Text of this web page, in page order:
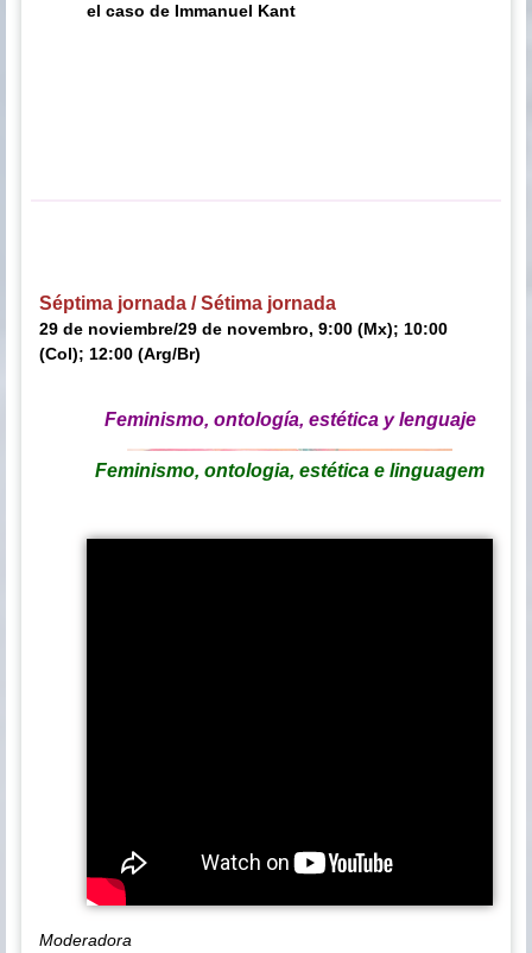
el caso de Immanuel Kant
Séptima jornada / Sétima jornada
29 de noviembre/29 de novembro, 9:00 (Mx); 10:00
(Col); 12:00 (Arg/Br)
Feminismo, ontología, estética y lenguaje
Feminismo, ontologia, estética e linguagem
Moderadora